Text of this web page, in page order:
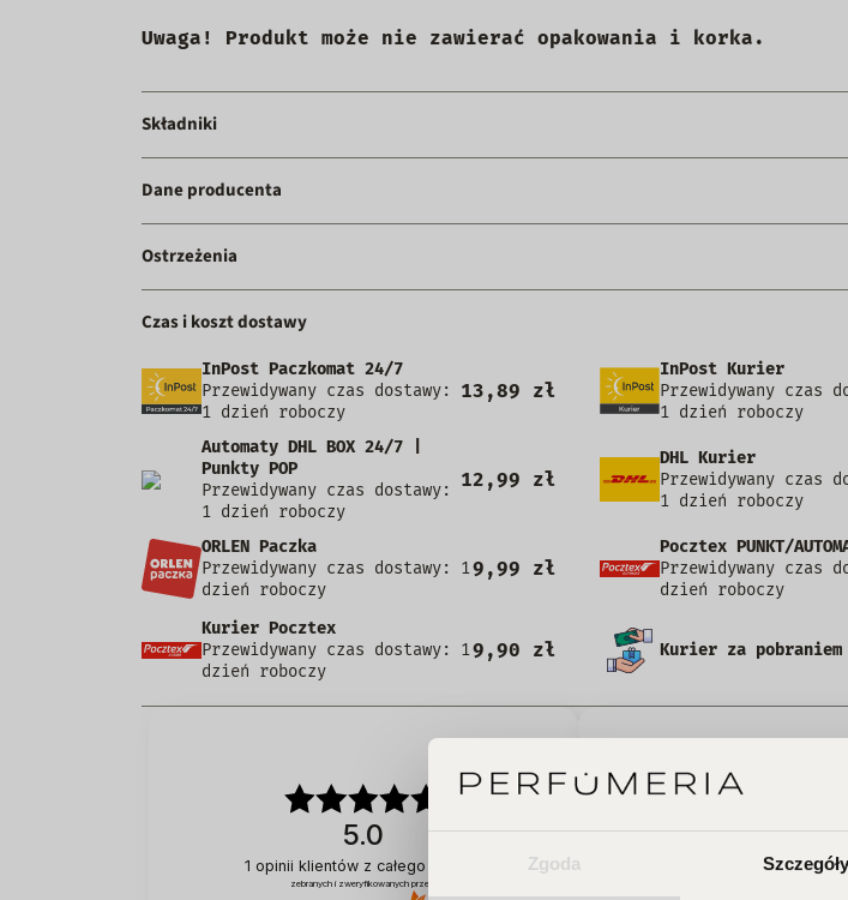
Zgoda Szczegóły
Uwaga! Produkt może nie zawierać opakowania i korka.
Składniki
Dane producenta
Ostrzeżenia
Czas i koszt dostawy
InPost Paczkomat 24/7
Przewidywany czas dostawy:
1 dzień roboczy
13,89 zł
InPost Kurier
Przewidywany czas
1 dzień roboczy
Automaty DHL BOX 24/7 |
Punkty POP
Przewidywany czas dostawy:
1 dzień roboczy
12,99 zł
DHL Kurier
Przewidywany czas
1 dzień roboczy
ORLEN Paczka
Przewidywany czas dostawy: 1
dzień roboczy
9,99 zł
Pocztex PUNKT/
Przewidywany czas
dzień roboczy
Kurier Pocztex
Przewidywany czas dostawy: 1
dzień roboczy
9,90 zł Kurier za pobraniem
5.0
1 opinii klientów z całego okresu
zebranych i zweryfikowanych przez